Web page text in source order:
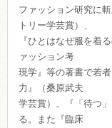
ファッション研究に
トリー学芸賞）、
『ひとはなぜ服を着
ァッション考
現学』等の著書で若
力』（桑原武夫
学芸賞）、『「待つ
る。また『臨床